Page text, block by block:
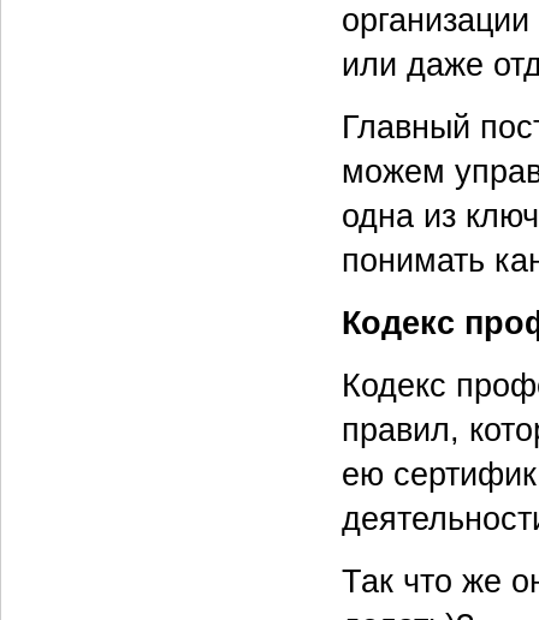
или даже
Главный
можем
одна из
понимать
Кодекс
Кодекс
правил,
ею
Так что же